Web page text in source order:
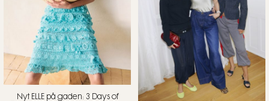
Nyt ELLE på gaden: 3 Days of